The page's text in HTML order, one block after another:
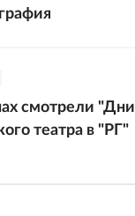
смотрели "Дни
театра в "РГ"